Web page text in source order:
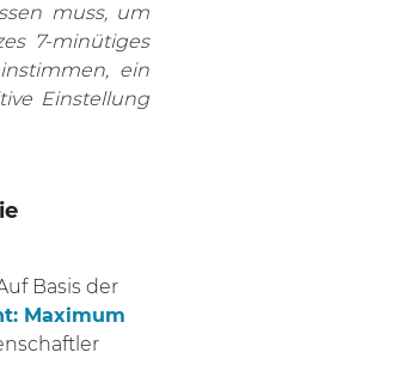
muss, um
7-minütiges
ein
Einstellung
Basis der
Maximum